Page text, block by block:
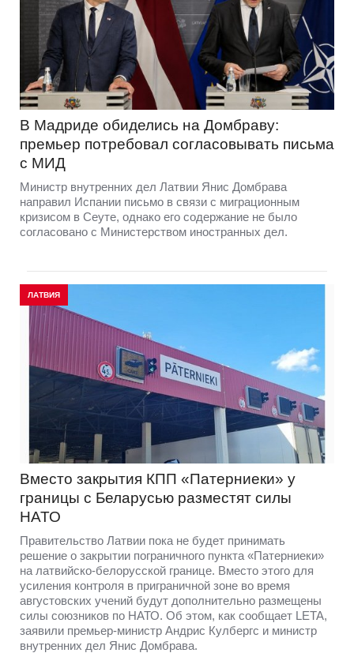
В Мадриде обиделись на Домбраву:
премьер потребовал согласовывать письма
с МИД
Министр внутренних дел Латвии Янис Домбрава
направил Испании письмо в связи с миграционным
кризисом в Сеуте, однако его содержание не было
согласовано с Министерством иностранных дел.
ЛАТВИЯ
Вместо закрытия КПП «Патерниеки» у
границы с Беларусью разместят силы
НАТО
Правительство Латвии пока не будет принимать
решение о закрытии пограничного пункта «Патерниеки»
на латвийско-белорусской границе. Вместо этого для
усиления контроля в приграничной зоне во время
августовских учений будут дополнительно размещены
силы союзников по НАТО. Об этом, как сообщает LETA,
заявили премьер-министр Андрис Кулбергс и министр
внутренних дел Янис Домбрава.